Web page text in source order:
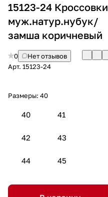
15123-24 Кроссовки
муж.натур.нубук/
замша коричневый
0
Нет отзывов
Арт. 15123-24
Размеры: 40
40 41
42 43
44 45